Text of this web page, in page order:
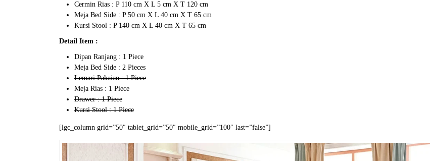
Cermin Rias : P 110 cm X L 5 cm X T 120 cm
Meja Bed Side : P 50 cm X L 40 cm X T 65 cm
Kursi Stool : P 140 cm X L 40 cm X T 65 cm
Detail Item :
Dipan Ranjang : 1 Piece
Meja Bed Side : 2 Pieces
Lemari Pakaian : 1 Piece
Meja Rias : 1 Piece
Drawer : 1 Piece
Kursi Stool : 1 Piece
[lgc_column grid=”50″ tablet_grid=”50″ mobile_grid=”100″ last=”false”]